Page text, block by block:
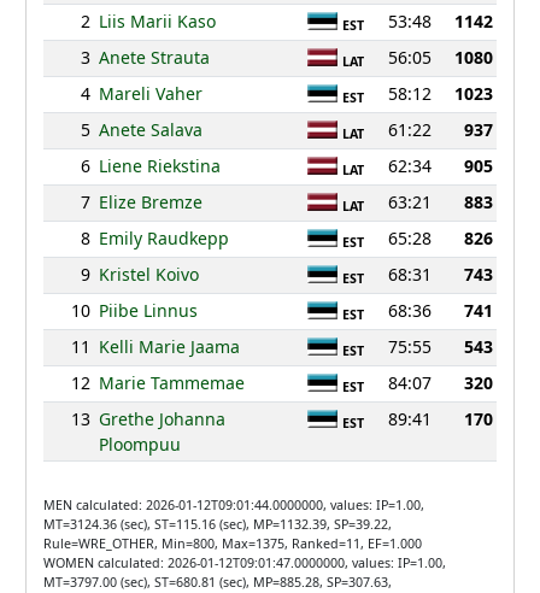
2 Liis Marii Kaso EST 53:48
1142
3 Anete Strauta LAT 56:05
1080
4 Mareli Vaher EST 58:12
1023
5 Anete Salava LAT 61:22
937
6 Liene Riekstina LAT 62:34
905
7 Elize Bremze LAT 63:21
883
8 Emily Raudkepp EST 65:28
826
9 Kristel Koivo EST 68:31
743
10 Piibe Linnus EST 68:36
741
11 Kelli Marie Jaama EST 75:55
543
12 Marie Tammemae EST 84:07
320
13 Grethe Johanna
Ploompuu
EST 89:41 170
MEN calculated: 2026-01-12T09:01:44.0000000, values: IP=1.00,
MT=3124.36 (sec), ST=115.16 (sec), MP=1132.39, SP=39.22,
Rule=WRE_OTHER, Min=800, Max=1375, Ranked=11, EF=1.000
WOMEN calculated: 2026-01-12T09:01:47.0000000, values: IP=1.00,
MT=3797.00 (sec), ST=680.81 (sec), MP=885.28, SP=307.63,